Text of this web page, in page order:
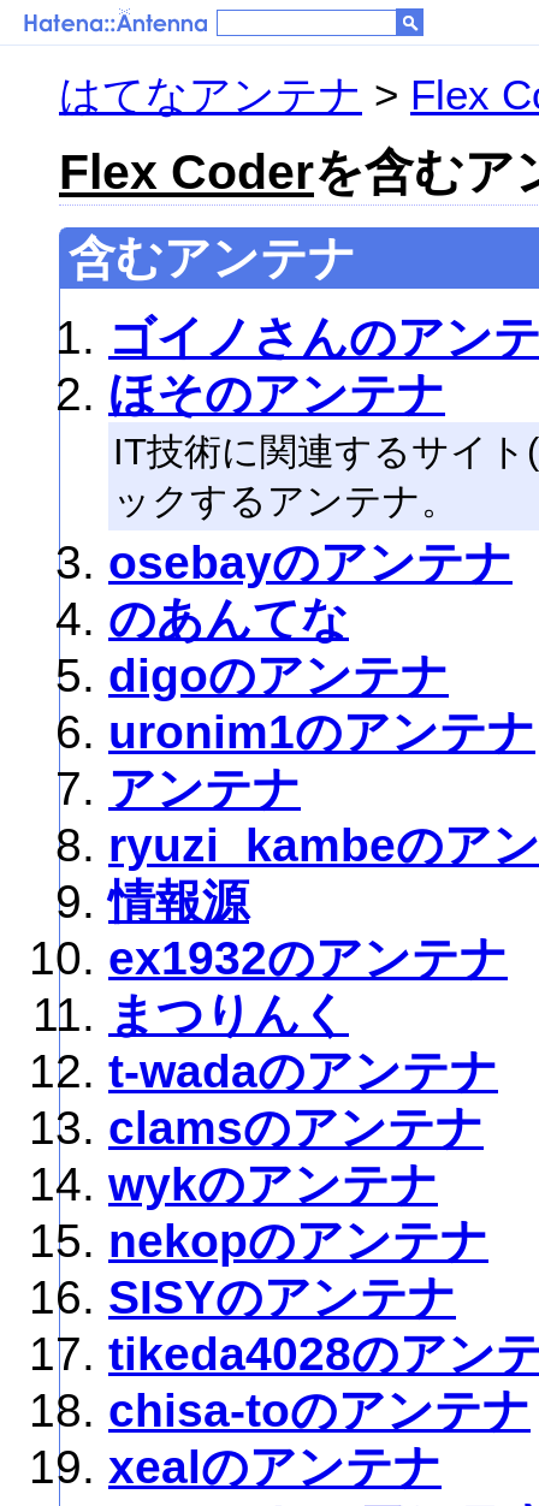
はてなアンテナ > Flex
Flex Coderを含むア
含むアンテナ
ゴイノさんのアン
ほそのアンテナ
IT技術に関連するサイ
ックするアンテナ。
osebayのアンテナ
のあんてな
digoのアンテナ
uronim1のアンテナ
アンテナ
ryuzi_kambeのア
情報源
ex1932のアンテナ
まつりんく
t-wadaのアンテナ
clamsのアンテナ
wykのアンテナ
nekopのアンテナ
SISYのアンテナ
tikeda4028のアン
chisa-toのアンテナ
xealのアンテナ